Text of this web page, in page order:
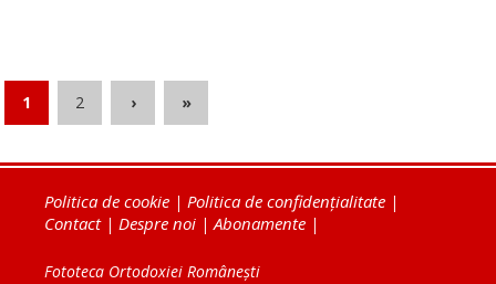
1 2 › »
Politica de cookie | Politica de confidențialitate |
Contact| Despre noi |Abonamente |
Fototeca Ortodoxiei Românești